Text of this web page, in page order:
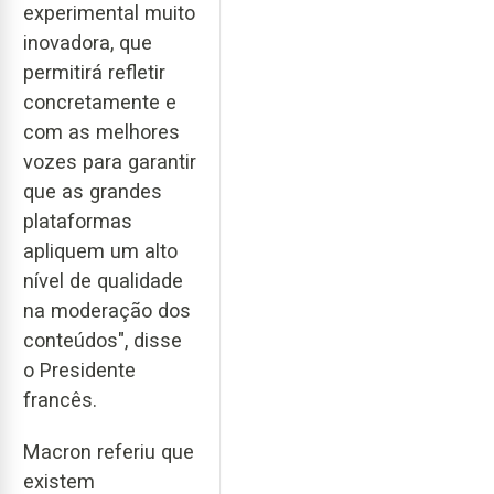
experimental muito
inovadora, que
permitirá refletir
concretamente e
com as melhores
vozes para garantir
que as grandes
plataformas
apliquem um alto
nível de qualidade
na moderação dos
conteúdos", disse
o Presidente
francês.
Macron referiu que
existem